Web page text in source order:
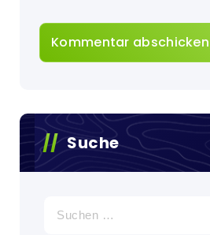
Suche
nach: